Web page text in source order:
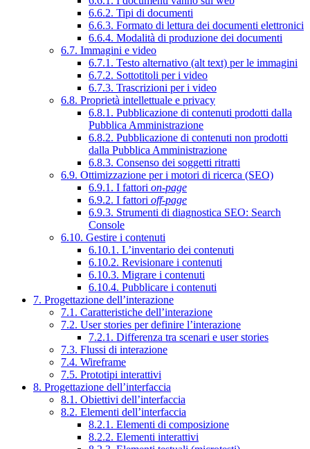
6.6.2. Tipi di documenti
6.6.3. Formato di lettura dei documenti elettronici
6.6.4. Modalità di produzione dei documenti
6.7. Immagini e video
6.7.1. Testo alternativo (alt text) per le immagini
6.7.2. Sottotitoli per i video
6.7.3. Trascrizioni per i video
6.8. Proprietà intellettuale e privacy
6.8.1. Pubblicazione di contenuti prodotti dalla
Pubblica Amministrazione
6.8.2. Pubblicazione di contenuti non prodotti
dalla Pubblica Amministrazione
6.8.3. Consenso dei soggetti ritratti
6.9. Ottimizzazione per i motori di ricerca (SEO)
6.9.1. I fattori on-page
6.9.2. I fattori off-page
6.9.3. Strumenti di diagnostica SEO: Search
Console
6.10. Gestire i contenuti
6.10.1. L’inventario dei contenuti
6.10.2. Revisionare i contenuti
6.10.3. Migrare i contenuti
6.10.4. Pubblicare i contenuti
7. Progettazione dell’interazione
7.1. Caratteristiche dell’interazione
7.2. User stories per definire l’interazione
7.2.1. Differenza tra scenari e user stories
7.3. Flussi di interazione
7.4. Wireframe
7.5. Prototipi interattivi
8. Progettazione dell’interfaccia
8.1. Obiettivi dell’interfaccia
8.2. Elementi dell’interfaccia
8.2.1. Elementi di composizione
8.2.2. Elementi interattivi